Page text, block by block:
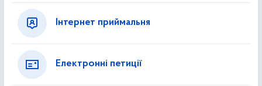
Інтернет приймальня
Електронні петиції